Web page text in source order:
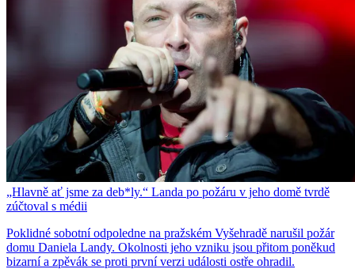
„Hlavně ať jsme za deb*ly.“ Landa po požáru v jeho domě tvrdě
zúčtoval s médii
Poklidné sobotní odpoledne na pražském Vyšehradě narušil požár
domu Daniela Landy. Okolnosti jeho vzniku jsou přitom poněkud
bizarní a zpěvák se proti první verzi události ostře ohradil.